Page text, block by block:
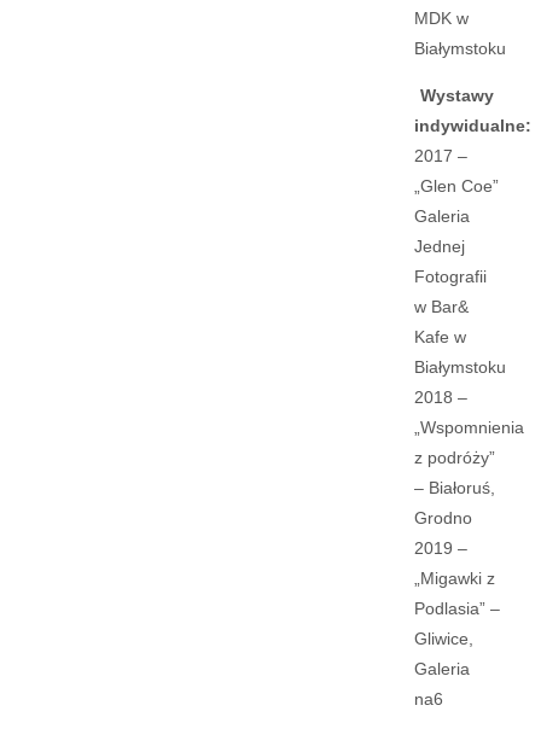
MDK w
Białymstoku
Wystawy
indywidualne:
2017 –
„Glen Coe”
Galeria
Jednej
Fotografii
w Bar&
Kafe w
Białymstoku
2018 –
„Wspomnienia
z podróży”
– Białoruś,
Grodno
2019 –
„Migawki z
Podlasia” –
Gliwice,
Galeria
na6